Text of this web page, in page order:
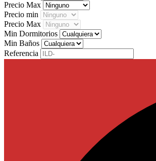
Precio Max
Precio min
Precio Max
Min Dormitorios
Min Baños
Referencia